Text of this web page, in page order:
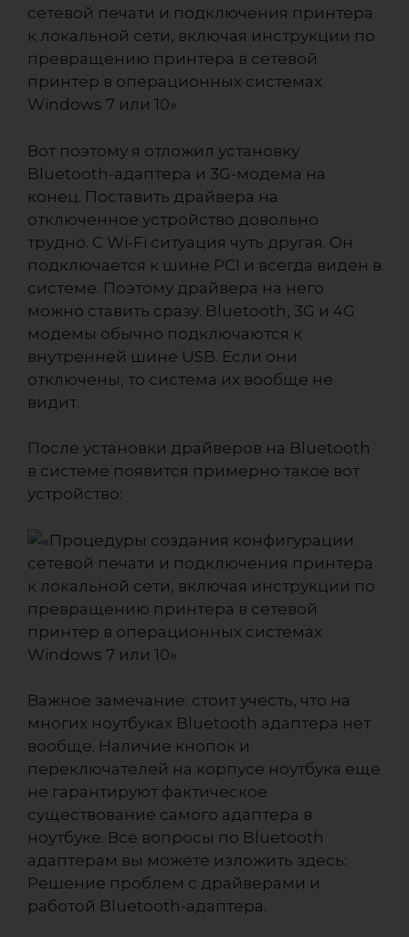
Вот поэтому я отложил установку
Bluetooth-адаптера и 3G-модема на
конец. Поставить драйвера на
отключенное устройство довольно
трудно. С Wi-Fi ситуация чуть другая. Он
подключается к шине PCI и всегда виден в
системе. Поэтому драйвера на него
можно ставить сразу. Bluetooth, 3G и 4G
модемы обычно подключаются к
внутренней шине USB. Если они
отключены, то система их вообще не
видит.
После установки драйверов на Bluetooth
в системе появится примерно такое вот
устройство:
Важное замечание: стоит учесть, что на
многих ноутбуках Bluetooth адаптера нет
вообще. Наличие кнопок и
переключателей на корпусе ноутбука еще
не гарантируют фактическое
существование самого адаптера в
ноутбуке. Все вопросы по Bluetooth
адаптерам вы можете изложить здесь:
Решение проблем с драйверами и
работой Bluetooth-адаптера.